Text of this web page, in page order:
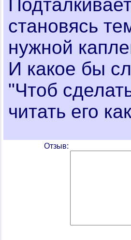
становясь
нужной
И какое бы
"Чтоб
читать его
Отзыв: